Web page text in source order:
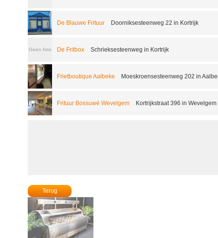
De Blauwe Frituur Doorniksesteenweg 22 in Kortrijk
Geen foto De Fritbox Schrieksesteenweg in Kortrijk
Frietboutique Aalbeke Moeskroensesteenweg 202 in
Frituur Bossuwé Wevelgem Kortrijkstraat 396 in Wevelgem
Terug